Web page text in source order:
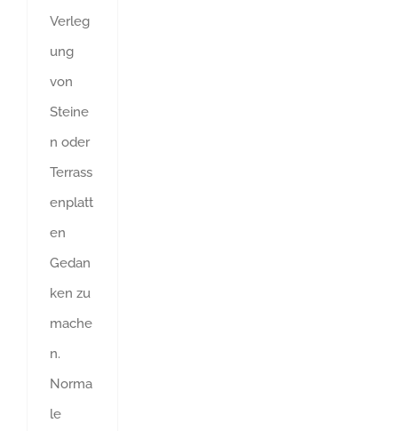
Verleg
ung
von
Steine
n oder
Terrass
enplatt
en
Gedan
ken zu
mache
n.
Norma
le